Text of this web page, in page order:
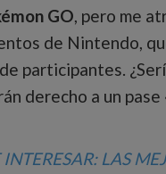
GO, pero me
de Nintendo,
participantes.
derecho a un pase
INTERESAR: LAS